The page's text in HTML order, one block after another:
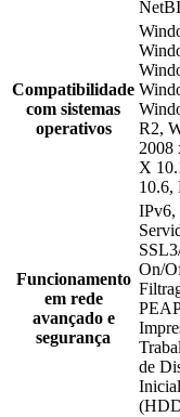
Compatibilidade
com sistemas
operativos
R2,
2008
X
10.6,
Funcionamento
em rede
avançado e
segurança
IPv6,
On/
de